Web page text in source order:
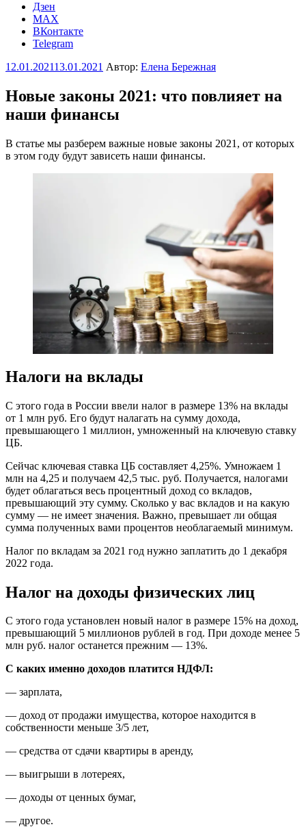
Дзен
MAX
ВКонтакте
Telegram
Опубликовано
12.01.202113.01.2021 Автор: Елена Бережная
Новые законы 2021: что повлияет на
наши финансы
В статье мы разберем важные новые законы 2021, от которых
в этом году будут зависеть наши финансы.
Налоги на вклады
С этого года в России ввели налог в размере 13% на вклады
от 1 млн руб. Его будут налагать на сумму дохода,
превышающего 1 миллион, умноженный на ключевую ставку
ЦБ.
Сейчас ключевая ставка ЦБ составляет 4,25%. Умножаем 1
млн на 4,25 и получаем 42,5 тыс. руб. Получается, налогами
будет облагаться весь процентный доход со вкладов,
превышающий эту сумму. Сколько у вас вкладов и на какую
сумму — не имеет значения. Важно, превышает ли общая
сумма полученных вами процентов необлагаемый минимум.
Налог по вкладам за 2021 год нужно заплатить до 1 декабря
2022 года.
Налог на доходы физических лиц
С этого года установлен новый налог в размере 15% на доход,
превышающий 5 миллионов рублей в год. При доходе менее 5
млн руб. налог останется прежним — 13%.
С каких именно доходов платится НДФЛ:
— зарплата,
— доход от продажи имущества, которое находится в
собственности меньше 3/5 лет,
— средства от сдачи квартиры в аренду,
— выигрыши в лотереях,
— доходы от ценных бумаг,
— другое.